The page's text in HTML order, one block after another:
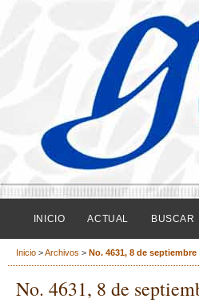
INICIO ACTUAL BUSCAR
Inicio >Archivos > No. 4631, 8 de septiembre
No. 4631, 8 de